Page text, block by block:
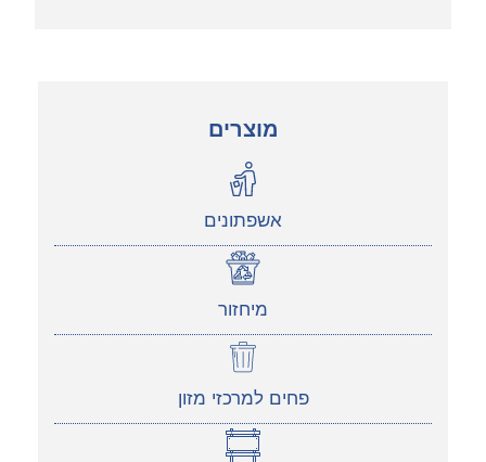
מוצרים
אשפתונים
מיחזור
פחים למרכזי מזון